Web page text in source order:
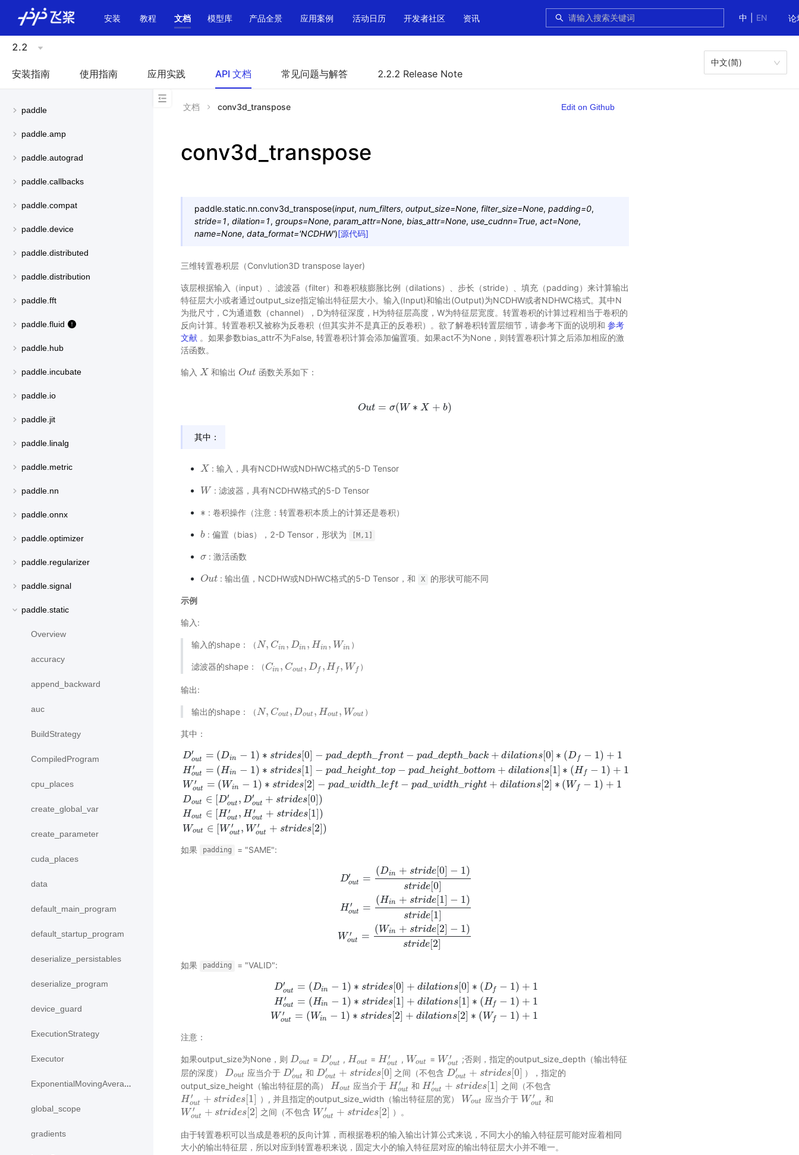
中
EN 论
安装 教程 文档 模型库 产品全景 应用案例 活动日历 开发者社区 资讯
2.2
安装指南 使用指南 应用实践 API 文档 常见问题与解答 2.2.2 Release Note
中文(简)
paddle
paddle.amp
paddle.autograd
paddle.callbacks
paddle.compat
paddle.device
paddle.distributed
paddle.distribution
paddle.fft
paddle.fluid
paddle.hub
paddle.incubate
paddle.io
paddle.jit
paddle.linalg
paddle.metric
paddle.nn
paddle.onnx
paddle.optimizer
paddle.regularizer
paddle.signal
paddle.static
Overview
accuracy
append_backward
auc
BuildStrategy
CompiledProgram
cpu_places
create_global_var
create_parameter
cuda_places
data
default_main_program
default_startup_program
deserialize_persistables
deserialize_program
device_guard
ExecutionStrategy
Executor
ExponentialMovingAverage
global_scope
gradients
文档 conv3d_transpose Edit on Github
conv3d_transpose
paddle.static.nn.conv3d_transpose(input, num_filters, output_size=None, filter_size=None, padding=0,
stride=1, dilation=1, groups=None, param_attr=None, bias_attr=None, use_cudnn=True, act=None,
name=None, data_format='NCDHW')[源代码]
三维转置卷积层（Convlution3D transpose layer)
该层根据输入（input）、滤波器（filter）和卷积核膨胀比例（dilations）、步长（stride）、填充（padding）来计算输出
特征层大小或者通过output_size指定输出特征层大小。输入(Input)和输出(Output)为NCDHW或者NDHWC格式。其中N
为批尺寸，C为通道数（channel），D为特征深度，H为特征层高度，W为特征层宽度。转置卷积的计算过程相当于卷积的
反向计算。转置卷积又被称为反卷积（但其实并不是真正的反卷积）。欲了解卷积转置层细节，请参考下面的说明和 参考
文献 。如果参数bias_attr不为False, 转置卷积计算会添加偏置项。如果act不为None，则转置卷积计算之后添加相应的激
活函数。
输入 X
X 和输出 Out
Out 函数关系如下：
Out = σ(W ∗ X + b)
σ
其中：
X
X : 输入，具有NCDHW或NDHWC格式的5-D Tensor
W
W : 滤波器，具有NCDHW格式的5-D Tensor
∗
∗ : 卷积操作（注意：转置卷积本质上的计算还是卷积）
b
b: 偏置（bias），2-D Tensor，形状为 [M,1]
σ
σ : 激活函数
Out
Out : 输出值，NCDHW或NDHWC格式的5-D Tensor，和 X 的形状可能不同
示例
输入:
输入的shape： （N, Cin , Din , Hin , Win ）
（N,Cin,Din,Hin, Win）
滤波器的shape： （ Cin , Cout , Df , H f , W f ）
（Cin,Cout,D f,Hf,Wf）
输出:
输出的shape： （N, Cout , Dout , Hout , Wout ）
（N,Cout,Dout,Ho ut,Wou t）
其中：
D′
out = (Din − 1) ∗ strides[0] − pad_ depth_ front − pad_ depth_ back + dilations[0] ∗ (Df − 1) + 1
H ′
out = (Hin − 1) ∗ strides[1] − pad_ height_ top − pad_ height_ bottom + dilations[1] ∗ (H f − 1) + 1
W ′
out = (Win − 1) ∗ strides[2] − pad_width_left − pad_width_right + dilations[2] ∗ (Wf − 1) + 1
Dout ∈ [D′
out , D′
out + strides[0])
Hout ∈ [H ′
out , H ′
out + strides[1])
Wout ∈ [W ′
out , W ′
out + strides[2])
ut′= n )∗ de d e p _ t c ∗( 1 H n ) st [ ]
如果 padding = "SAME":
D′
out =
(Din + stride[0] − 1)
stride[0]
H ′
out =
(Hin + stride[1] − 1)
stride[1]
W ′
out =
(Win + stride[2] − 1)
stride[2]
Dout′= (Di n+stride[0]−1)stride[0]Ho
如果 padding = "VALID":
D′
out = (Din − 1) ∗ strides[0] + dilations[0] ∗ (Df − 1) + 1
H ′
out = (Hin − 1) ∗ strides[1] + dilations[1] ∗ (Hf − 1) + 1
W ′
out = (Win − 1) ∗ strides[2] + dilations[2] ∗ (Wf − 1) + 1
Dout′= (Di n−1)∗ st ide s[ 0]+dilation [0 ]∗(Df−1)+1 H ut ′=(Hi n− 1)∗st id
注意：
如果output_size为None，则 Dout
Dout =D′
out
Dout′ ,Hout
Hout =H ′
out
Hout′ , Wout
Wout = W ′
out
Wout′ ;否则，指定的output_size_depth（输出特征
层的深度） Dout
Dout 应当介于 D′
out
Dout′ 和 D′
out + strides[0]
Dout′ +st rides[0] 之间（不包含 D′
out + strides[0]
Dout′ +st rides[0]
），指定的
output_size_height（输出特征层的高） Hout
Hout 应当介于 H ′
out
Hout′ 和 H ′
out + strides[1]
Hout′ +st rides[1]
之间（不包含
H ′
out + strides[1]
Hout′ +st rides[1] ）, 并且指定的output_size_width（输出特征层的宽） Wout
Wout 应当介于 W ′
out
Wout′ 和
W ′
out + strides[2]
Wout′ +st rides[2] 之间（不包含 W ′
out + strides[2]
Wout′ +st rides[2] ）。
由于转置卷积可以当成是卷积的反向计算，而根据卷积的输入输出计算公式来说，不同大小的输入特征层可能对应着相同
大小的输出特征层，所以对应到转置卷积来说，固定大小的输入特征层对应的输出特征层大小并不唯一。